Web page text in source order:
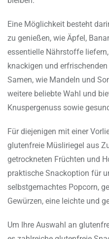
Eine Möglichkeit besteht
zu genießen, wie Äpfel,
essentielle Nährstoffe
knackigen und
Samen, wie Mandeln und
weitere beliebte Wahl und
Knuspergenuss sowie
Für diejenigen mit einer
glutenfreie Müsliriegel aus
getrockneten Früchten und
praktische Snackoption für
selbstgemachtes Popcorn,
Gewürzen, eine leichte und
Um Ihre Auswahl an